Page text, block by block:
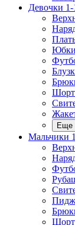
Девочки 1-
Юбки
Еще
Мальчики